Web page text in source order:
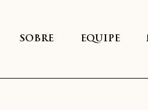
SOBRE EQUIPE